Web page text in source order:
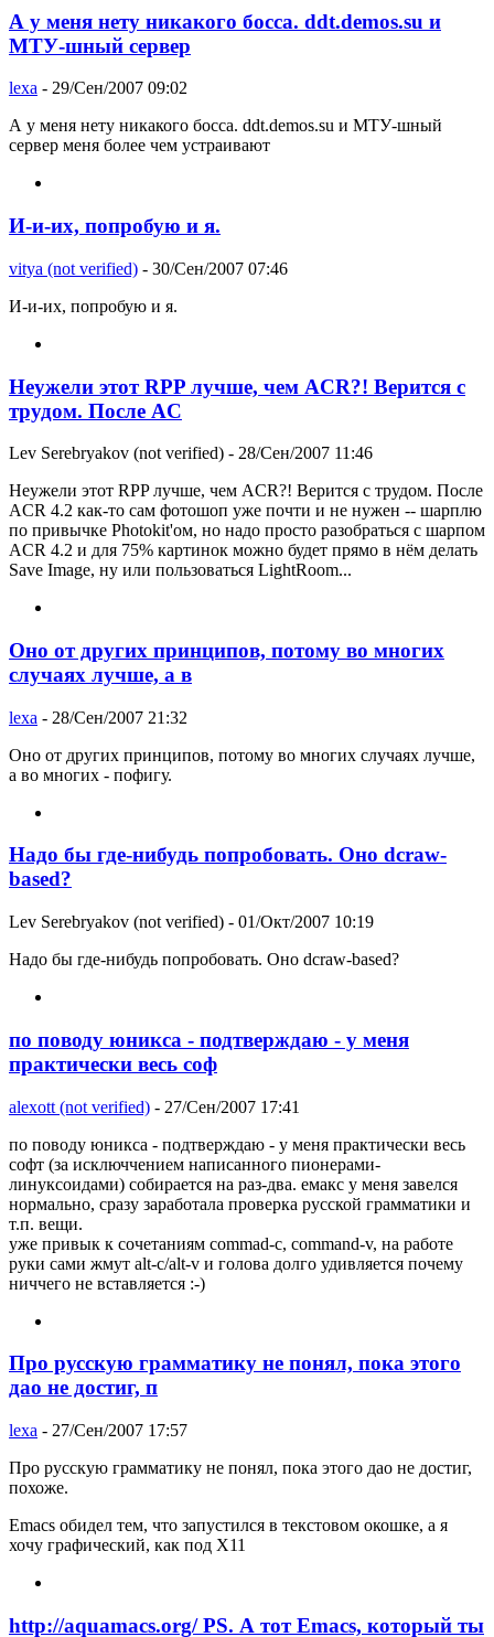
А у меня нету никакого босса. ddt.demos.su и
МТУ-шный сервер
lexa - 29/Сен/2007 09:02
А у меня нету никакого босса. ddt.demos.su и МТУ-шный
сервер меня более чем устраивают
И-и-их, попробую и я.
vitya (not verified) - 30/Сен/2007 07:46
И-и-их, попробую и я.
Неужели этот RPP лучше, чем ACR?! Верится с
трудом. После AC
Lev Serebryakov (not verified) - 28/Сен/2007 11:46
Неужели этот RPP лучше, чем ACR?! Верится с трудом. После
ACR 4.2 как-то сам фотошоп уже почти и не нужен -- шарплю
по привычке Photokit'ом, но надо просто разобраться с шарпом
ACR 4.2 и для 75% картинок можно будет прямо в нём делать
Save Image, ну или пользоваться LightRoom...
Оно от других принципов, потому во многих
случаях лучше, а в
lexa - 28/Сен/2007 21:32
Оно от других принципов, потому во многих случаях лучше,
а во многих - пофигу.
Надо бы где-нибудь попробовать. Оно dcraw-
based?
Lev Serebryakov (not verified) - 01/Окт/2007 10:19
Надо бы где-нибудь попробовать. Оно dcraw-based?
по поводу юникса - подтверждаю - у меня
практически весь соф
alexott (not verified) - 27/Сен/2007 17:41
по поводу юникса - подтверждаю - у меня практически весь
софт (за исключчением написанного пионерами-
линуксоидами) собирается на раз-два. емакс у меня завелся
нормально, сразу заработала проверка русской грамматики и
т.п. вещи.
уже привык к сочетаниям commad-c, command-v, на работе
руки сами жмут alt-c/alt-v и голова долго удивляется почему
ниччего не вставляется :-)
Про русскую грамматику не понял, пока этого
дао не достиг, п
lexa - 27/Сен/2007 17:57
Про русскую грамматику не понял, пока этого дао не достиг,
похоже.
Emacs обидел тем, что запустился в текстовом окошке, а я
хочу графический, как под X11
http://aquamacs.org/ PS. А тот Emacs, который ты